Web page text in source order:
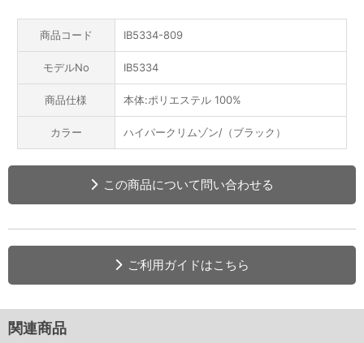
商品コード IB5334-809
モデルNo IB5334
商品仕様 本体:ポリエステル 100%
カラー ハイパークリムゾン/（ブラック）
この商品について問い合わせる
ご利用ガイドはこちら
関連商品